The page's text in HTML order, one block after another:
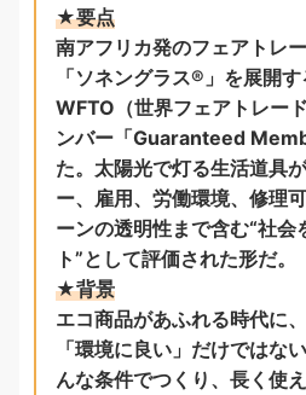
★要点
南アフリカ発のフェアトレ
「ソネングラス®︎」を展開
WFTO（世界フェアトレー
ンバー「Guaranteed
た。太陽光で灯る生活道具
ー、雇用、労働環境、修理
ーンの透明性まで含む“社会
ト”として評価された形だ。
★背景
エコ商品があふれる時代に
「環境に良い」だけではな
んな条件でつくり、長く使